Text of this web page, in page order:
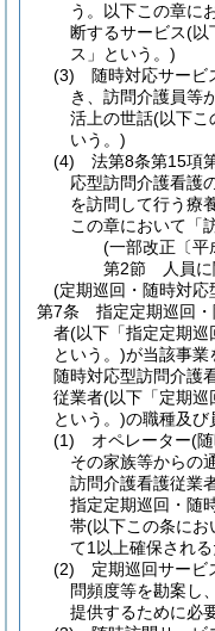
う。以下この章に
断するサービス(以
ス」という。)
(3)
随時対応サービ
き、訪問介護員等
活上の世話(以下こ
いう。)
(4)
法第8条第15項
応型訪問介護看護
を訪問して行う療
この章において「
(一部改正〔平
第2節
人員
(定期巡回・随時対応
第7条
指定定期巡回
者(以下「指定定期巡
という。)が当該事業
随時対応型訪問介護
従業者(以下「定期巡
という。)の職種及び
(1)
オペレーター(
その家族等からの
訪問介護看護従業
指定定期巡回・随
帯(以下この条にお
て1以上確保され
(2)
定期巡回サー
問頻度等を勘案し
提供するために必